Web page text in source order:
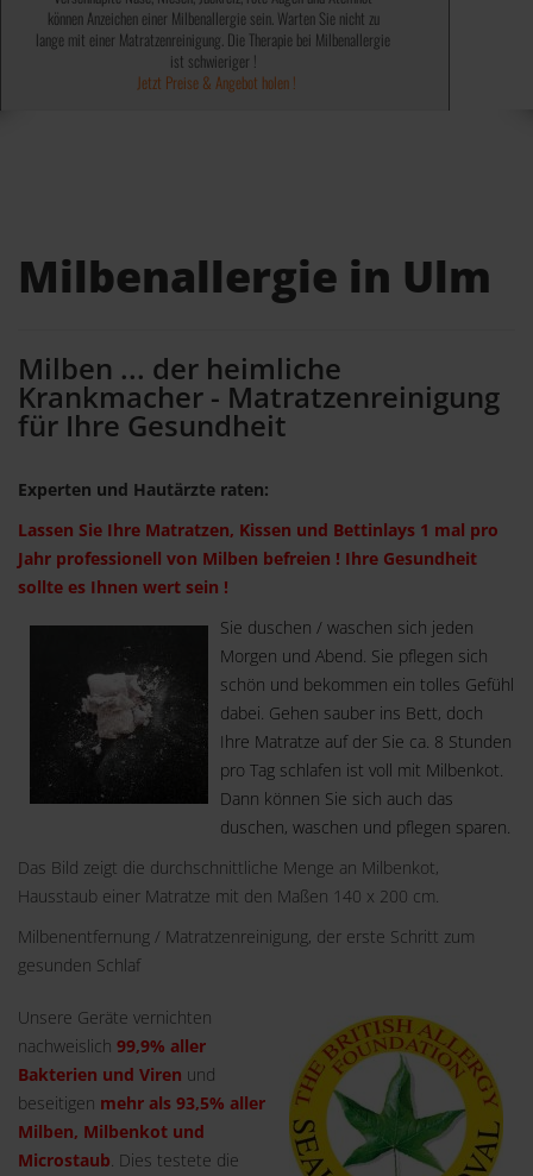
können Anzeichen einer Milbenallergie sein. Warten Sie nicht zu
lange mit einer Matratzenreinigung. Die Therapie bei Milbenallergie
ist schwieriger !
Jetzt Preise & Angebot holen !
✓ Abtöten von 99,9% Bakterien, Keime, Viren und Sporen ✓
✓ Wird von einigen Kassen bezahlt ✓
Jetzt Preise & Angebot holen !
✓ 100% ohne chemische Mittel ✓
✓ Keine teuren Spray´s notwendig ✓
✓ Kosten steuerlich absetzbar ✓
Jetzt Preise & Angebot holen !
Milbenallergie in Ulm
Milben ... der heimliche
Krankmacher - Matratzenreinigung
für Ihre Gesundheit
Experten und Hautärzte raten:
Lassen Sie Ihre Matratzen, Kissen und Bettinlays 1 mal pro
Jahr professionell von Milben befreien ! Ihre Gesundheit
sollte es Ihnen wert sein !
Sie duschen / waschen sich jeden
Morgen und Abend. Sie pflegen sich
schön und bekommen ein tolles Gefühl
dabei. Gehen sauber ins Bett, doch
Ihre Matratze auf der Sie ca. 8 Stunden
pro Tag schlafen ist voll mit Milbenkot.
Dann können Sie sich auch das
duschen, waschen und pflegen sparen.
Das Bild zeigt die durchschnittliche Menge an Milbenkot,
Hausstaub einer Matratze mit den Maßen 140 x 200 cm.
Milbenentfernung / Matratzenreinigung, der erste Schritt zum
gesunden Schlaf
Unsere Geräte vernichten
nachweislich 99,9% aller
Bakterien und Viren und
beseitigen mehr als 93,5% aller
Milben, Milbenkot und
Microstaub. Dies testete die